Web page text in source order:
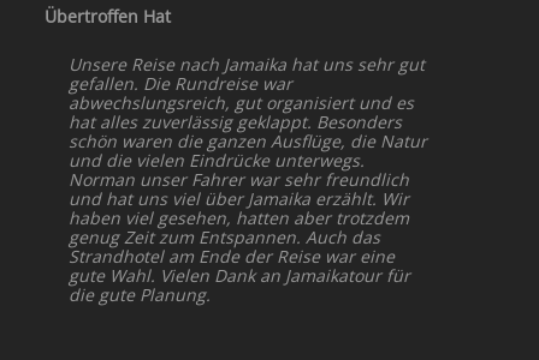
Übertroffen Hat
Unsere Reise nach Jamaika hat uns sehr gut
gefallen. Die Rundreise war
abwechslungsreich, gut organisiert und es
hat alles zuverlässig geklappt. Besonders
schön waren die ganzen Ausflüge, die Natur
und die vielen Eindrücke unterwegs.
Norman unser Fahrer war sehr freundlich
und hat uns viel über Jamaika erzählt. Wir
haben viel gesehen, hatten aber trotzdem
genug Zeit zum Entspannen. Auch das
Strandhotel am Ende der Reise war eine
gute Wahl. Vielen Dank an Jamaikatour für
die gute Planung.